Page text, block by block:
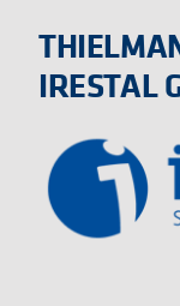
IRESTAL